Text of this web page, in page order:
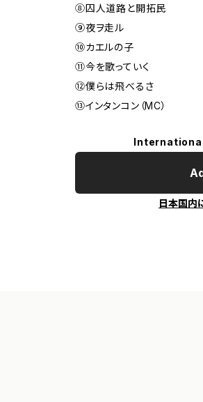
⑧囚人道路と開拓民
⑨夜ヲ走ル
⑩カエルの子
⑪今を歌っていく
⑫僕らは飛べるさ
⑬インタンコン（MC）
日本国内